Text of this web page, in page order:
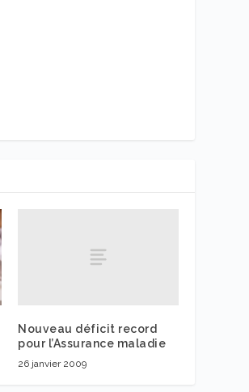
Nouveau déficit record
pour l’Assurance maladie
26 janvier 2009